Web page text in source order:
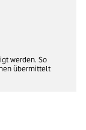
werden. So
übermittelt